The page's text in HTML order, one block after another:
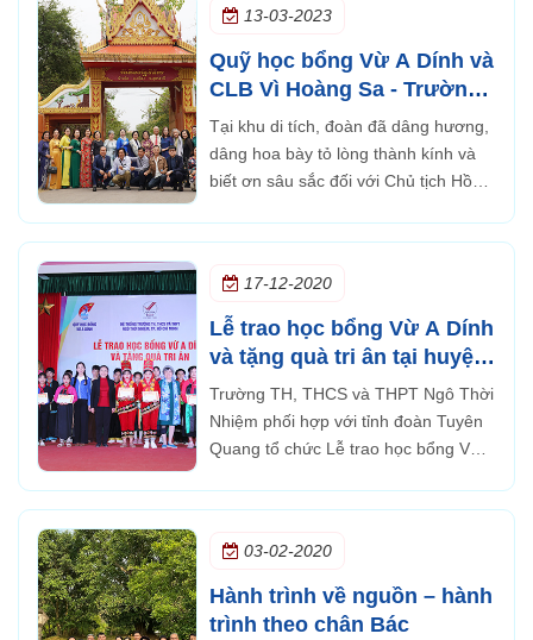
13-03-2023
Quỹ học bổng Vừ A Dính và
CLB Vì Hoàng Sa - Trường
Sa Thân Yêu thăm khu di
tích Hồ Chí Minh tại Udon
Thani
Tại khu di tích, đoàn đã dâng hương,
dâng hoa bày tỏ lòng thành kính và
biết ơn sâu sắc đối với Chủ tịch Hồ
17-12-2020
Lễ trao học bổng Vừ A Dính
và tặng quà tri ân tại huyện
Sơn Dương, Tuyên Quang
Trường TH, THCS và THPT Ngô Thời
Nhiệm phối hợp với tỉnh đoàn Tuyên
Quang tổ chức Lễ trao học bổng Vừ
03-02-2020
Hành trình về nguồn – hành
trình theo chân Bác